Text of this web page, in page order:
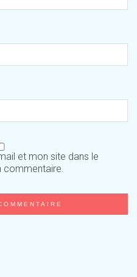
et mon site dans le
commentaire.